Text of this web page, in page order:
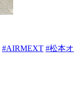
#AIRMEXT #松本オ